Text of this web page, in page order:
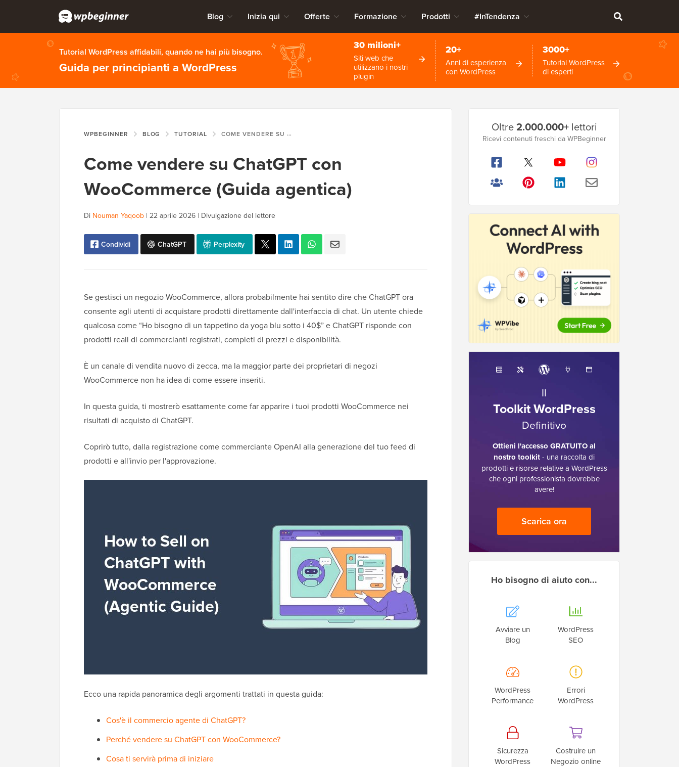
Blog Inizia qui Offerte Formazione Prodotti #InTendenza
Tutorial WordPress affidabili, quando ne hai più bisogno.
Guida per principianti a WordPress
30 milioni+
Siti web che
utilizzano i nostri
plugin
20+
Anni di esperienza
con WordPress
3000+
Tutorial WordPress
di esperti
WPBEGINNER BLOG TUTORIAL COME VENDERE SU CHATGPT CON WOOCOMMERCE (GUIDA AGENTICA)
Come vendere su ChatGPT con
WooCommerce (Guida agentica)
Di Nouman Yaqoob | 22 aprile 2026 | Divulgazione del lettore
Condividi ChatGPT Perplexity
Se gestisci un negozio WooCommerce, allora probabilmente hai sentito dire che ChatGPT ora
consente agli utenti di acquistare prodotti direttamente dall'interfaccia di chat. Un utente chiede
qualcosa come “Ho bisogno di un tappetino da yoga blu sotto i 40$” e ChatGPT risponde con
prodotti reali di commercianti registrati, completi di prezzi e disponibilità.
È un canale di vendita nuovo di zecca, ma la maggior parte dei proprietari di negozi
WooCommerce non ha idea di come essere inseriti.
In questa guida, ti mostrerò esattamente come far apparire i tuoi prodotti WooCommerce nei
risultati di acquisto di ChatGPT.
Coprirò tutto, dalla registrazione come commerciante OpenAI alla generazione del tuo feed di
prodotti e all'invio per l'approvazione.
Ecco una rapida panoramica degli argomenti trattati in questa guida:
Cos'è il commercio agente di ChatGPT?
Perché vendere su ChatGPT con WooCommerce?
Cosa ti servirà prima di iniziare
laterale
principale
Oltre2.000.000+lettori
Ricevi contenuti freschi da WPBeginner
Il
Toolkit WordPress
Definitivo
Ottieni l'accesso GRATUITO al
nostro toolkit- una raccolta di
prodotti e risorse relative a WordPress
che ogni professionista dovrebbe
avere!
Scarica ora
Ho bisogno di aiuto con...
Avviare un
Blog
WordPress
SEO
WordPress
Performance
Errori
WordPress
Sicurezza
WordPress
Costruire un
Negozio online